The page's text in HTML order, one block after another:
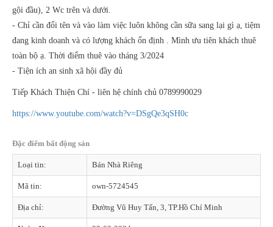
gội đầu), 2 Wc trên và dưới.
- Chỉ cần đổi tên và vào làm việc luôn không cần sữa sang lại gì ạ, tiệm
đang kinh doanh và có lượng khách ổn định . Mình ưu tiên khách thuê
toàn bộ ạ. Thời điểm thuê vào tháng 3/2024
- Tiện ích an sinh xã hội đầy đủ
Tiếp Khách Thiện Chí - liên hệ chính chủ 0789990029
https://www.youtube.com/watch?v=DSgQe3qSH0c
Đặc điểm bất động sản
Loại tin: Bán Nhà Riêng
Mã tin: own-5724545
Địa chỉ: Đường Vũ Huy Tấn, 3, TP.Hồ Chí Minh